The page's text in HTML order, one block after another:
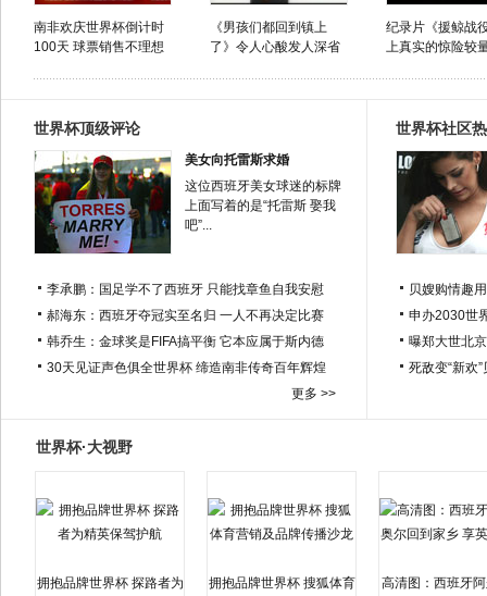
南非欢庆世界杯倒计时
100天 球票销售不理想
《男孩们都回到镇上
了》令人心酸发人深省
纪录片《援鲸战
上真实的惊险较
世界杯顶级评论
美女向托雷斯求婚
这位西班牙美女球迷的标牌
上面写着的是“托雷斯 娶我
吧”...
李承鹏：国足学不了西班牙 只能找章鱼自我安慰
郝海东：西班牙夺冠实至名归 一人不再决定比赛
韩乔生：金球奖是FIFA搞平衡 它本应属于斯内德
30天见证声色俱全世界杯 缔造南非传奇百年辉煌
更多 >>
世界杯社区
贝嫂购情趣
申办2030世
曝郑大世北
死敌变“新欢
世界杯·大视野
拥抱品牌世界杯 探路者为
拥抱品牌世界杯 搜狐体育
高清图：西班牙